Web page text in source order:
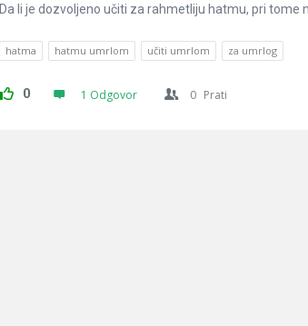
Da li je dozvoljeno učiti za rahmetliju hatmu, pri tome
hatma hatmu umrlom učiti umrlom za umrlog
0 1 Odgovor 0 Prati